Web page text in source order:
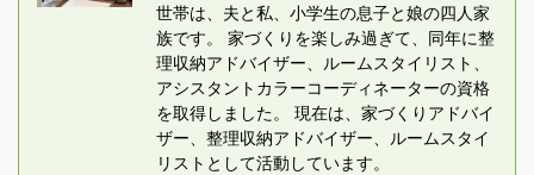
世帯は、夫と私、小学生の息子と娘の四人家
族です。 家づくりを楽しみ過ぎて、同年に整
理収納アドバイザー、ルームスタイリスト、
アシスタントカラーコーディネーターの資格
を取得しました。 現在は、家づくりアドバイ
ザー、整理収納アドバイザー、ルームスタイ
リストとして活動しています。